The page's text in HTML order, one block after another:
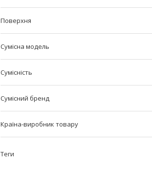
Поверхня
Сумісна модель
Сумісність
Сумісний бренд
Країна-виробник товару
Теги